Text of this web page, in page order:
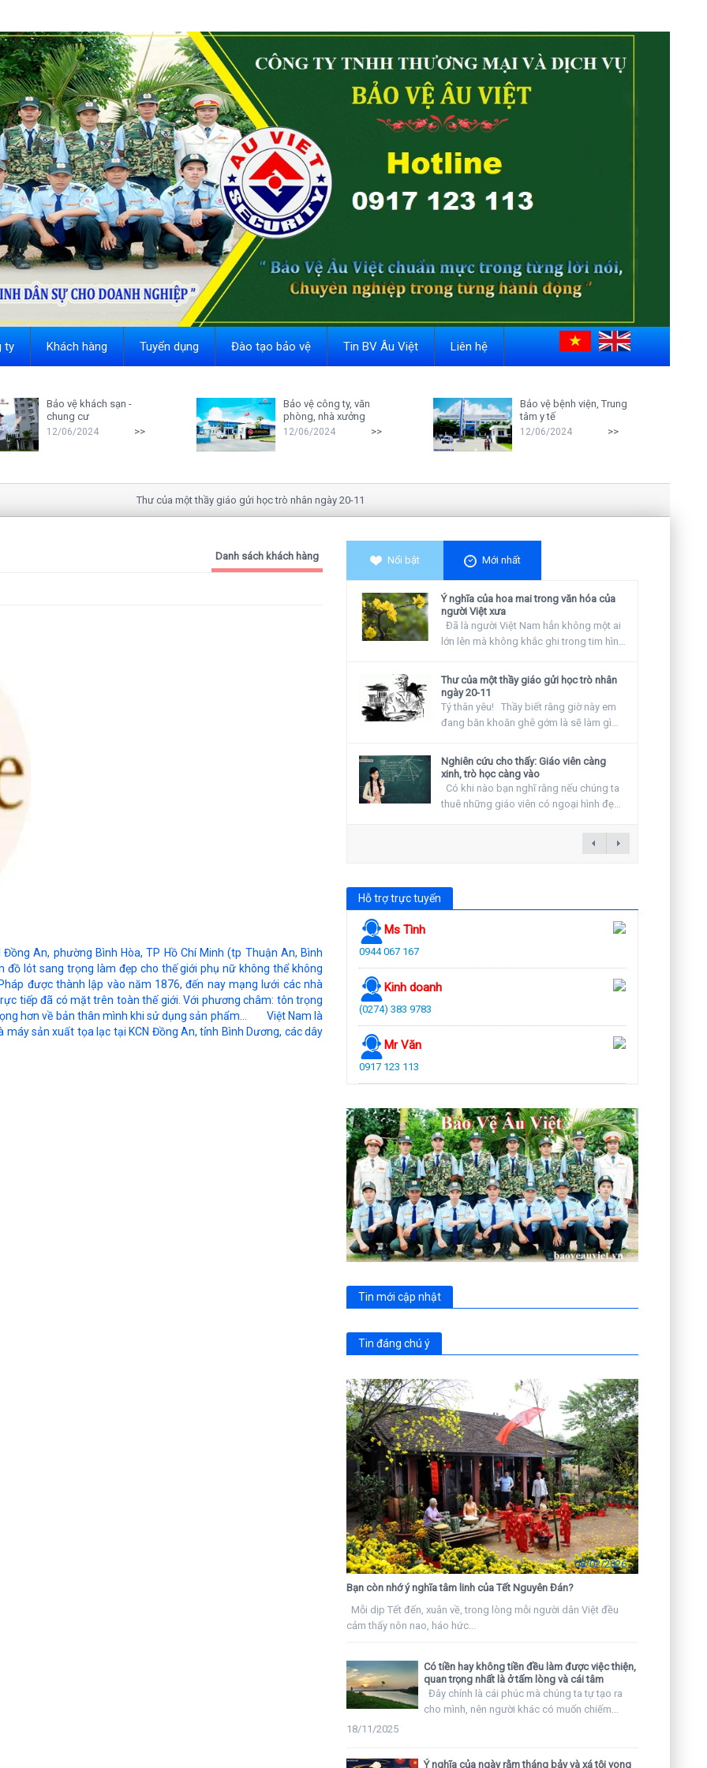
ty Khách hàng Tuyển dụng Đào tạo bảo vệ Tin BV Âu Việt Liên hệ
Bảo vệ khách sạn -
chung cư
12/06/2024 >>
Bảo vệ công ty, văn
phòng, nhà xưởng
12/06/2024 >>
Bảo vệ bệnh viện, Trung
tâm y tế
12/06/2024 >>
Thư của một thầy giáo gửi học trò nhân ngày 20-11
Danh sách khách hàng
An, phường Bình Hòa, TP Hồ Chí Minh (tp Thuận An, Bình
lót sang trọng làm đẹp cho thế giới phụ nữ không thể không
được thành lập vào năm 1876, đến nay mạng lưới các nhà
tiếp đã có mặt trên toàn thế giới. Với phương châm: tôn trọng
hơn về bản thân mình khi sử dụng sản phẩm... Việt Nam là
sản xuất tọa lạc tại KCN Đồng An, tỉnh Bình Dương, các dây
Nổi bật Mới nhất
Ý nghĩa của hoa mai trong văn hóa của
người Việt xưa
Đã là người Việt Nam hẳn không một ai
lớn lên mà không khắc ghi trong tim hình
Thư của một thầy giáo gửi học trò nhân
ngày 20-11
Tý thân yêu! Thầy biết rằng giờ này em
đang băn khoăn ghê gớm là sẽ làm gì
Nghiên cứu cho thấy: Giáo viên càng
xinh, trò học càng vào
Có khi nào bạn nghĩ rằng nếu chúng ta
thuê những giáo viên có ngoại hình đẹp
Hỗ trợ trực tuyến
Ms Tình
0944 067 167
Kinh doanh
(0274) 383 9783
Mr Văn
0917 123 113
Tin mới cập nhật
Tin đáng chú ý
Bạn còn nhớ ý nghĩa tâm linh của Tết Nguyên Đán?
08/02/2026
Mỗi dịp Tết đến, xuân về, trong lòng mỗi người dân Việt đều
cảm thấy nôn nao, háo hức...
Có tiền hay không tiền đều làm được việc thiện,
quan trọng nhất là ở tấm lòng và cái tâm
Đây chính là cái phúc mà chúng ta tự tạo ra
cho mình, nên người khác có muốn chiếm...
18/11/2025
Ý nghĩa của ngày rằm tháng bảy và xá tội vong